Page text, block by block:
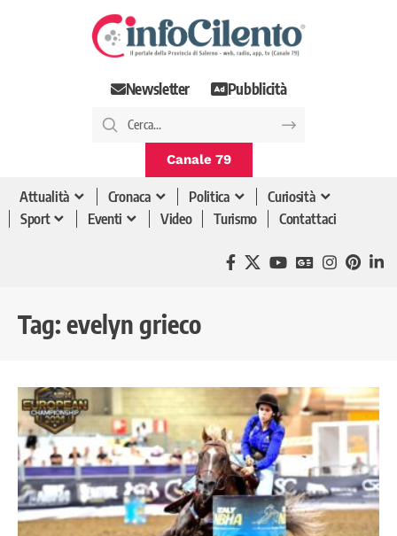
Newsletter Pubblicità
Canale 79
Attualità Cronaca Politica
Curiosità
Sport
Eventi Video Turismo Contattaci
Tag: evelyn grieco